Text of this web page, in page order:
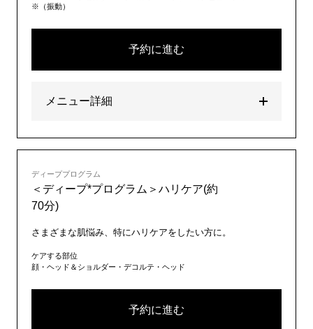
※（振動）
予約に進む
メニュー詳細
ディーププログラム
＜ディープ*プログラム＞ハリケア(約
70分)
さまざまな肌悩み、特にハリケアをしたい方に。
ケアする部位
顔・ヘッド＆ショルダー・デコルテ・ヘッド
予約に進む